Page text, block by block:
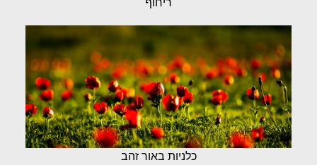
כלניות באור זהב